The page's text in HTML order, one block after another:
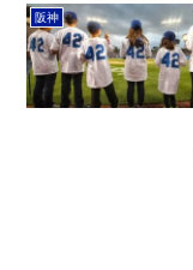
阪神